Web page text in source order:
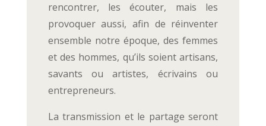
rencontrer, les écouter, mais les
provoquer aussi, afin de réinventer
ensemble notre époque, des femmes
et des hommes, qu’ils soient artisans,
savants ou artistes, écrivains ou
entrepreneurs.
La transmission et le partage seront